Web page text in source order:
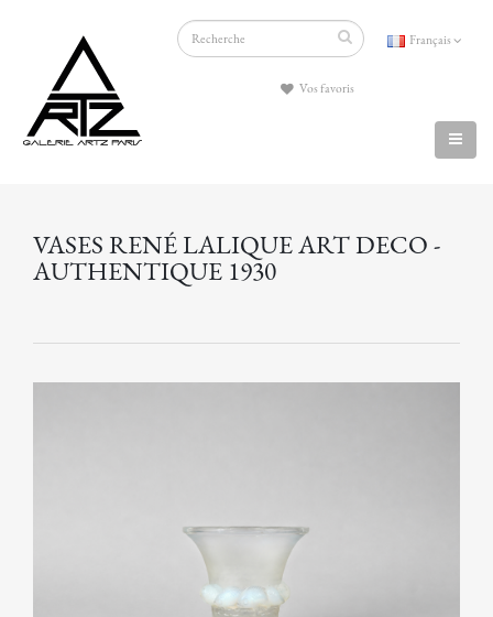
Français
Vos favoris
VASES RENÉ LALIQUE ART DECO -
AUTHENTIQUE 1930